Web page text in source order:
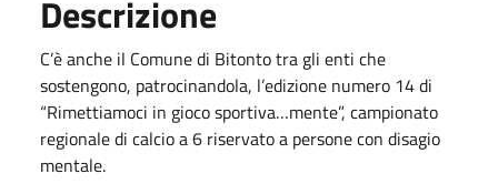
Descrizione
C’è anche il Comune di Bitonto tra gli enti che
sostengono, patrocinandola, l’edizione numero 14 di
“Rimettiamoci in gioco sportiva…mente”, campionato
regionale di calcio a 6 riservato a persone con disagio
mentale.